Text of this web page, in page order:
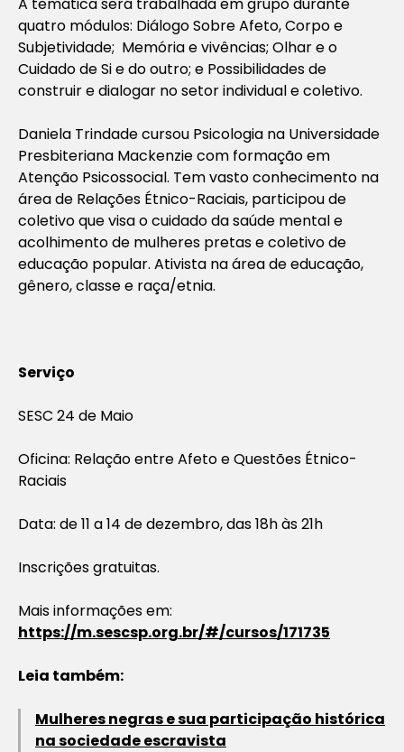
quatro módulos: Diálogo Sobre Afeto, Corpo e
Subjetividade; Memória e vivências; Olhar e o
Cuidado de Si e do outro; e Possibilidades de
construir e dialogar no setor individual e coletivo.
Daniela Trindade cursou Psicologia na Universidade
Presbiteriana Mackenzie com formação em
Atenção Psicossocial. Tem vasto conhecimento na
área de Relações Étnico-Raciais, participou de
coletivo que visa o cuidado da saúde mental e
acolhimento de mulheres pretas e coletivo de
educação popular. Ativista na área de educação,
gênero, classe e raça/etnia.
Serviço
SESC 24 de Maio
Oficina: Relação entre Afeto e Questões Étnico-
Raciais
Data: de 11 a 14 de dezembro, das 18h às 21h
Inscrições gratuitas.
Mais informações em:
https://m.sescsp.org.br/#/cursos/171735
Leia também:
Mulheres negras e sua participação histórica
na sociedade escravista